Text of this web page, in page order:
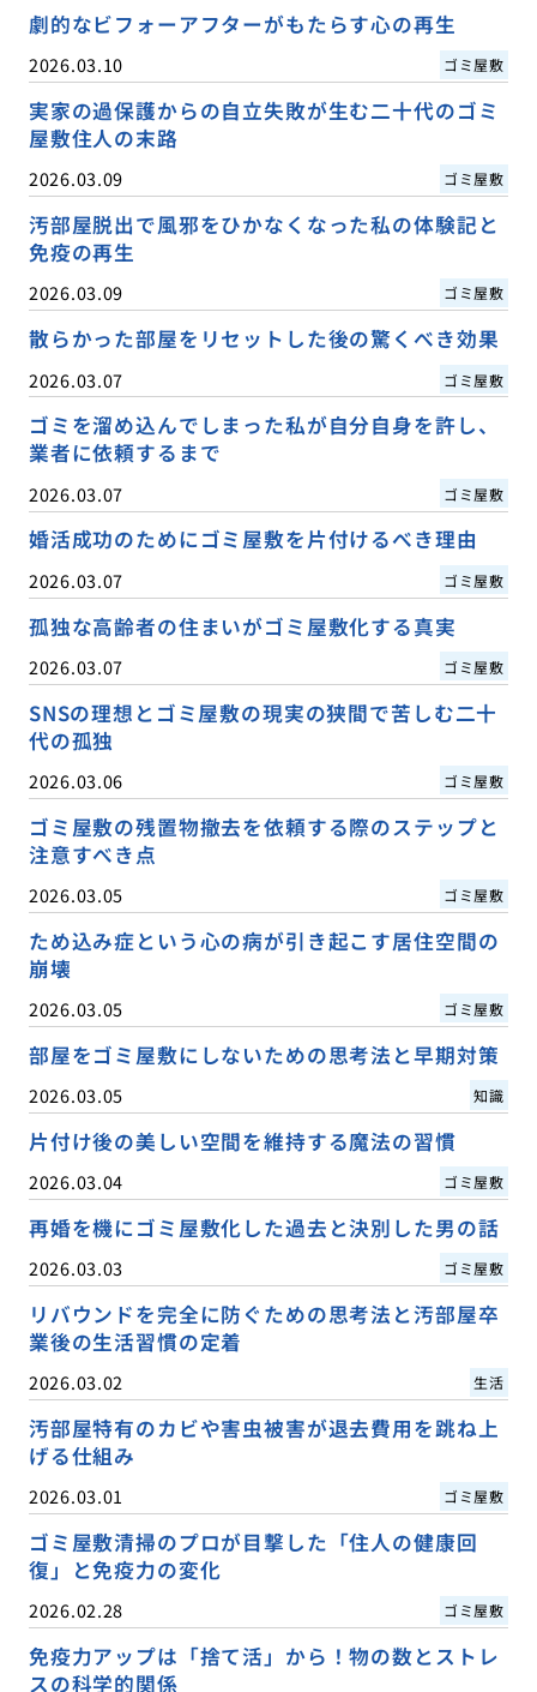
劇的なビフォーアフターがもたらす心の再生
2026.03.10 ゴミ屋敷
実家の過保護からの自立失敗が生む二十代のゴミ
屋敷住人の末路
2026.03.09 ゴミ屋敷
汚部屋脱出で風邪をひかなくなった私の体験記と
免疫の再生
2026.03.09 ゴミ屋敷
散らかった部屋をリセットした後の驚くべき効果
2026.03.07 ゴミ屋敷
ゴミを溜め込んでしまった私が自分自身を許し、
業者に依頼するまで
2026.03.07 ゴミ屋敷
婚活成功のためにゴミ屋敷を片付けるべき理由
2026.03.07 ゴミ屋敷
孤独な高齢者の住まいがゴミ屋敷化する真実
2026.03.07 ゴミ屋敷
SNSの理想とゴミ屋敷の現実の狭間で苦しむ二十
代の孤独
2026.03.06 ゴミ屋敷
ゴミ屋敷の残置物撤去を依頼する際のステップと
注意すべき点
2026.03.05 ゴミ屋敷
ため込み症という心の病が引き起こす居住空間の
崩壊
2026.03.05 ゴミ屋敷
部屋をゴミ屋敷にしないための思考法と早期対策
2026.03.05 知識
片付け後の美しい空間を維持する魔法の習慣
2026.03.04 ゴミ屋敷
再婚を機にゴミ屋敷化した過去と決別した男の話
2026.03.03 ゴミ屋敷
リバウンドを完全に防ぐための思考法と汚部屋卒
業後の生活習慣の定着
2026.03.02 生活
汚部屋特有のカビや害虫被害が退去費用を跳ね上
げる仕組み
2026.03.01 ゴミ屋敷
ゴミ屋敷清掃のプロが目撃した「住人の健康回
復」と免疫力の変化
2026.02.28 ゴミ屋敷
免疫力アップは「捨て活」から！物の数とストレ
スの科学的関係